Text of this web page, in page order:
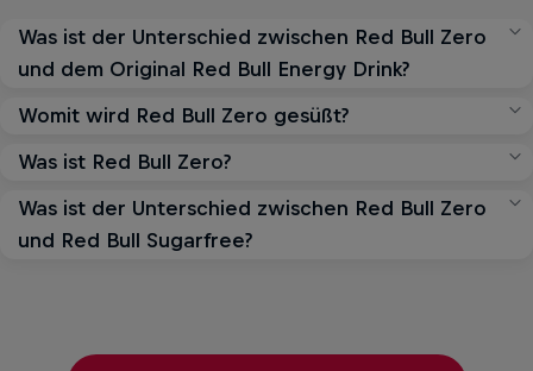
Was ist der Unterschied zwischen Red Bull Zero
und dem Original Red Bull Energy Drink?
Red Bull Zero ist vom Original Red Bull Energy Drink
inspiriert, beinhaltet aber keinen Zucker und keine
Vollständige Antwort ansehen
Womit wird Red Bull Zero gesüßt?
Red Bull Zero enthält verschiedene Süßstoffe. Auf jeder
Dose findest du Informationen, welche Süßstoffe
enthalten sind.
Was ist Red Bull Zero?
Red Bull Zero ist vom Original Red Bull Energy Drink
inspiriert, beinhaltet aber keinen Zucker und keine
Was ist der Unterschied zwischen Red Bull Zero
und Red Bull Sugarfree?
Vitamine, Beide enthalten keinen Zucker, sondern